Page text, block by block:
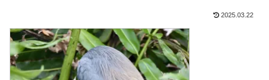
2025.03.22